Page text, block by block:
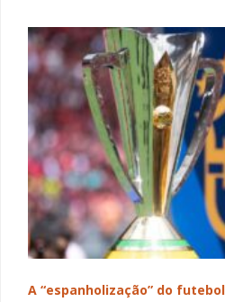
A “espanholização” do